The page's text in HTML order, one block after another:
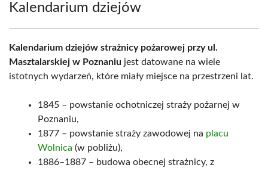
Kalendarium dziejów
Kalendarium dziejów strażnicy pożarowej przy ul.
Masztalarskiej w Poznaniu jest datowane na wiele
istotnych wydarzeń, które miały miejsce na przestrzeni lat.
1845 – powstanie ochotniczej straży pożarnej w
Poznaniu,
1877 – powstanie straży zawodowej na placu
Wolnica (w pobliżu),
1886–1887 – budowa obecnej strażnicy, z